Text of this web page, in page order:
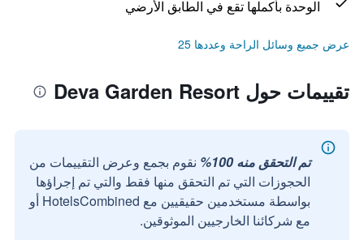
الوحدة بأكملها تقع في الطابق الأرضي
عرض جميع وسائل الراحة وعددها 25
تقييمات حول Deva Garden Resort
تم التحقق منه 100%
نقوم بجمع وعرض التقييمات من
الحجوزات التي تم التحقق منها فقط والتي تم إجراؤها
بواسطة مستخدمين حقيقيين مع HotelsCombined أو
مع شركائنا الخارجيين الموثوقين.